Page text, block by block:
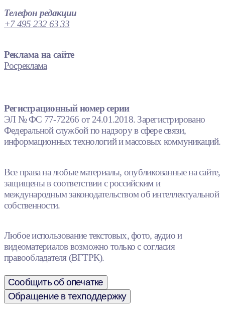
Телефон редакции
+7 495 232 63 33
Реклама на сайте
Росреклама
Регистрационный номер серии
ЭЛ № ФС 77-72266 от 24.01.2018. Зарегистрировано
Федеральной службой по надзору в сфере связи,
информационных технологий и массовых коммуникаций.
Все права на любые материалы, опубликованные на сайте,
защищены в соответствии с российским и
международным законодательством об интеллектуальной
собственности.
Любое использование текстовых, фото, аудио и
видеоматериалов возможно только с согласия
правообладателя (ВГТРК).
Сообщить об опечатке
Обращение в техподдержку